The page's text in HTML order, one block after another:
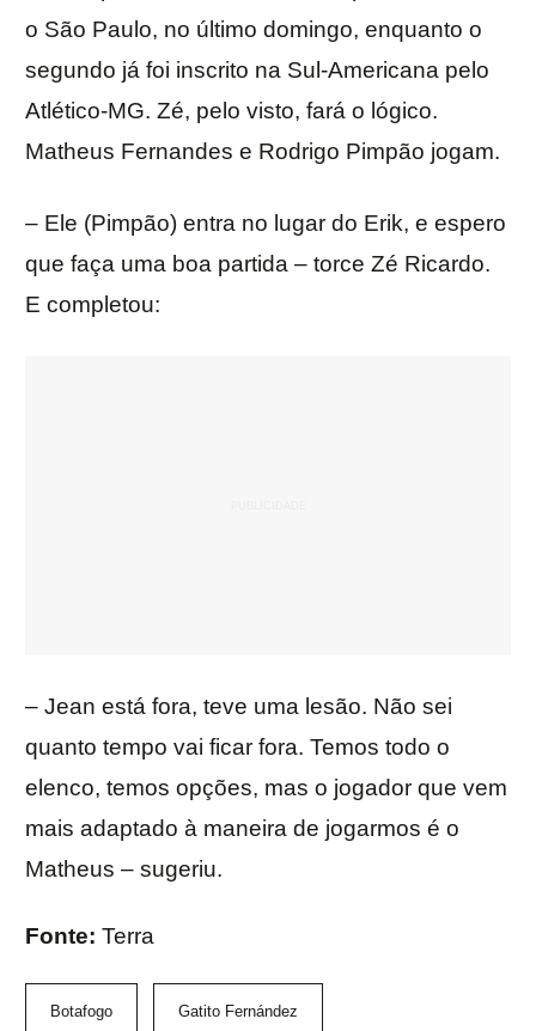
o São Paulo, no último domingo, enquanto o
segundo já foi inscrito na Sul-Americana pelo
Atlético-MG. Zé, pelo visto, fará o lógico.
Matheus Fernandes e Rodrigo Pimpão jogam.
– Ele (Pimpão) entra no lugar do Erik, e espero
que faça uma boa partida – torce Zé Ricardo.
E completou:
– Jean está fora, teve uma lesão. Não sei
quanto tempo vai ficar fora. Temos todo o
elenco, temos opções, mas o jogador que vem
mais adaptado à maneira de jogarmos é o
Matheus – sugeriu.
Fonte: Terra
Botafogo Gatito Fernández